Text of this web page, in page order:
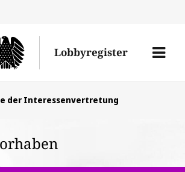
den
Lobbyregister
Menü
der Interessenvertretung